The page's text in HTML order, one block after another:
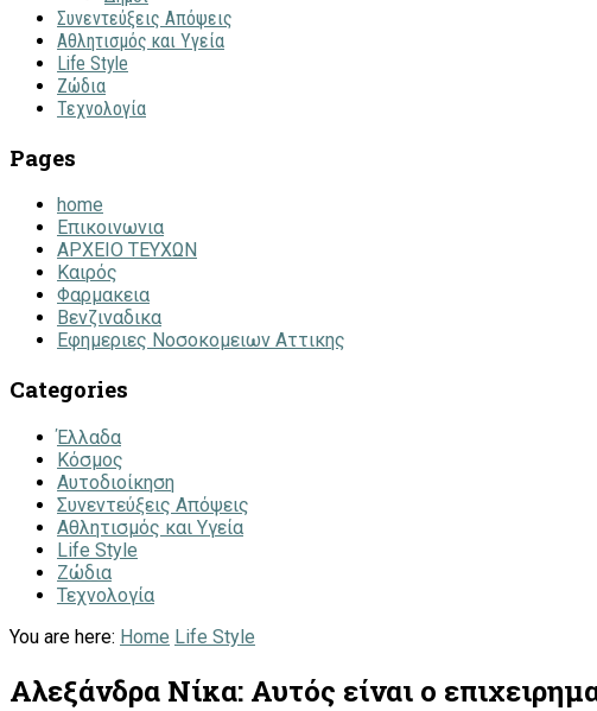
Συνεντεύξεις Απόψεις
Αθλητισμός και Υγεία
Life Style
Ζώδια
Τεχνολογία
Pages
home
Επικοινωνια
ΑΡΧΕΙΟ ΤΕΥΧΩΝ
Καιρός
Φαρμακεια
Βενζιναδικα
Εφημεριες Νοσοκομειων Αττικης
Categories
Έλλαδα
Κόσμος
Αυτοδιοίκηση
Συνεντεύξεις Απόψεις
Αθλητισμός και Υγεία
Life Style
Ζώδια
Τεχνολογία
You are here: Home Life Style
Αλεξάνδρα Νίκα: Αυτός είναι ο